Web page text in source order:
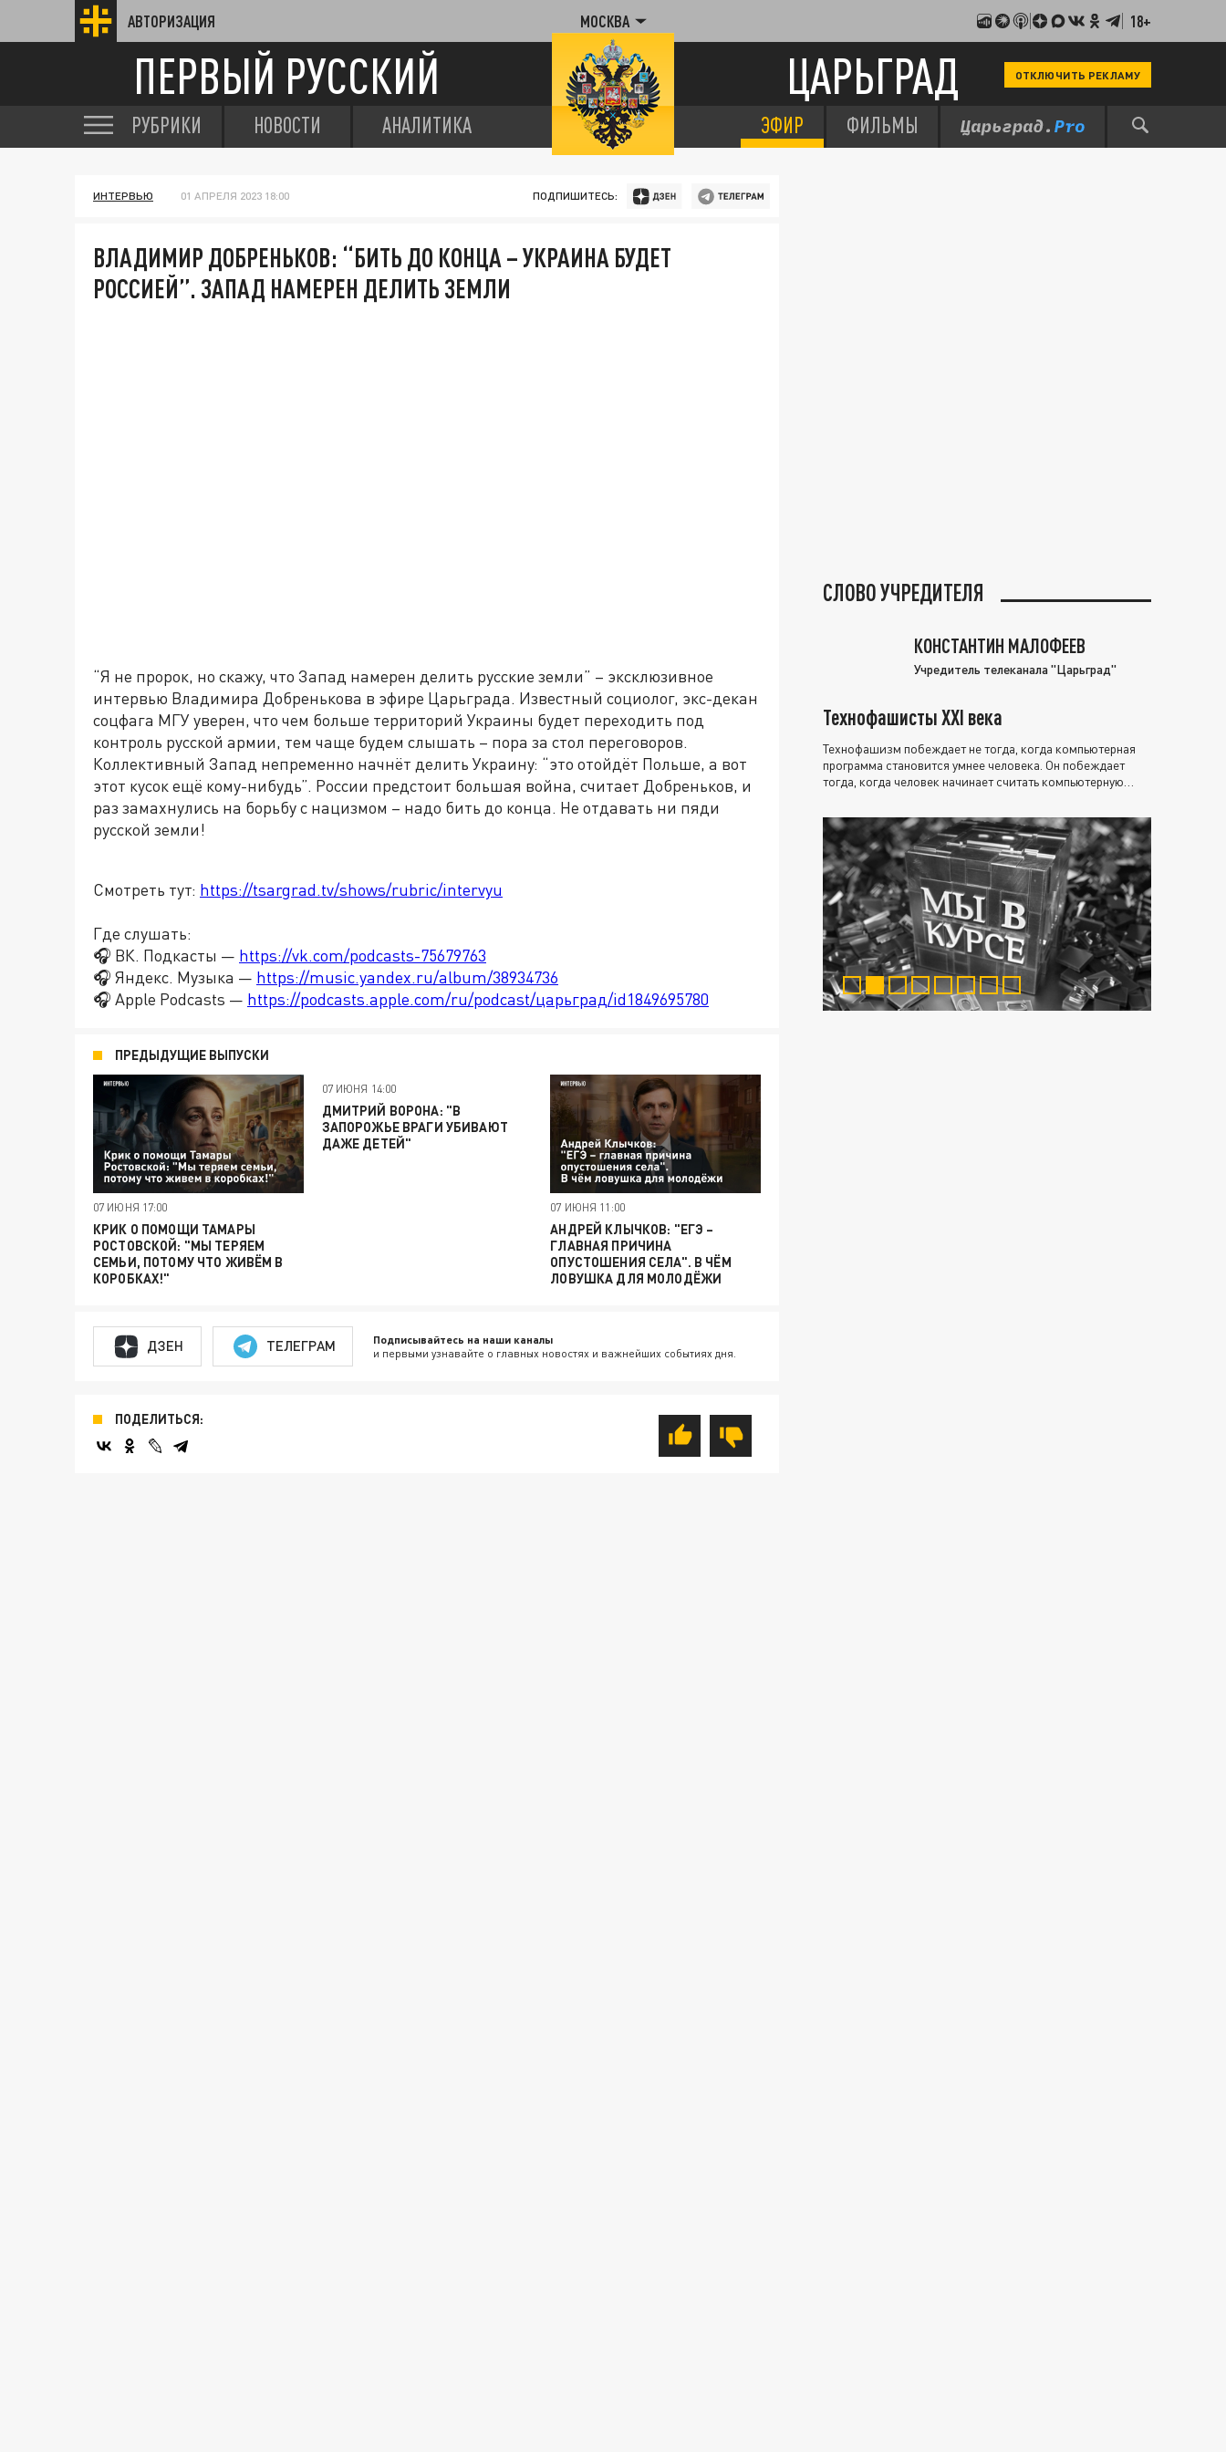
АВТОРИЗАЦИЯ МОСКВА 18+
ПЕРВЫЙ РУССКИЙ ЦАРЬГРАД ОТКЛЮЧИТЬ РЕКЛАМУ
РУБРИКИ НОВОСТИ АНАЛИТИКА ЭФИР ФИЛЬМЫ
ИНТЕРВЬЮ 01 АПРЕЛЯ 2023 18:00 ПОДПИШИТЕСЬ:
ВЛАДИМИР ДОБРЕНЬКОВ: “БИТЬ ДО КОНЦА – УКРАИНА БУДЕТ
РОССИЕЙ”. ЗАПАД НАМЕРЕН ДЕЛИТЬ ЗЕМЛИ
“Я не пророк, но скажу, что Запад намерен делить русские земли” – эксклюзивное
интервью Владимира Добренькова в эфире Царьграда. Известный социолог, экс-декан
соцфага МГУ уверен, что чем больше территорий Украины будет переходить под
контроль русской армии, тем чаще будем слышать – пора за стол переговоров.
Коллективный Запад непременно начнёт делить Украину: “это отойдёт Польше, а вот
этот кусок ещё кому-нибудь”. России предстоит большая война, считает Добреньков, и
раз замахнулись на борьбу с нацизмом – надо бить до конца. Не отдавать ни пяди
русской земли!
Смотреть тут: https://tsargrad.tv/shows/rubric/intervyu
Где слушать:
🎧 ВК. Подкасты — https://vk.com/podcasts-75679763
🎧 Яндекс. Музыка — https://music.yandex.ru/album/38934736
🎧 Apple Podcasts — https://podcasts.apple.com/ru/podcast/царьград/id1849695780
ПРЕДЫДУЩИЕ ВЫПУСКИ
07 ИЮНЯ 17:00
КРИК О ПОМОЩИ ТАМАРЫ
РОСТОВСКОЙ: "МЫ ТЕРЯЕМ
СЕМЬИ, ПОТОМУ ЧТО ЖИВЁМ В
КОРОБКАХ!"
07 ИЮНЯ 14:00
ДМИТРИЙ ВОРОНА: "В
ЗАПОРОЖЬЕ ВРАГИ УБИВАЮТ
ДАЖЕ ДЕТЕЙ"
07 ИЮНЯ 11:00
АНДРЕЙ КЛЫЧКОВ: "ЕГЭ –
ГЛАВНАЯ ПРИЧИНА
ОПУСТОШЕНИЯ СЕЛА". В ЧЁМ
ЛОВУШКА ДЛЯ МОЛОДЁЖИ
ДЗЕН ТЕЛЕГРАМ Подписывайтесь на наши каналы
и первыми узнавайте о главных новостях и важнейших событиях дня.
ПОДЕЛИТЬСЯ:
СЛОВО УЧРЕДИТЕЛЯ
КОНСТАНТИН МАЛОФЕЕВ
Учредитель телеканала "Царьград"
Технофашисты XXI века
Технофашизм побеждает не тогда, когда компьютерная
программа становится умнее человека. Он побеждает
тогда, когда человек начинает считать компьютерную